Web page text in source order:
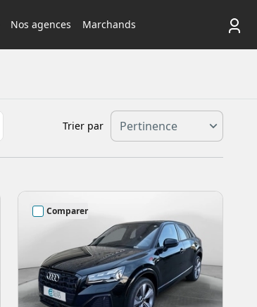
Nos agences Marchands
Trier par
Comparer